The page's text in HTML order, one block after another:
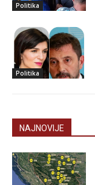
Politika
Politika
NAJNOVIJE